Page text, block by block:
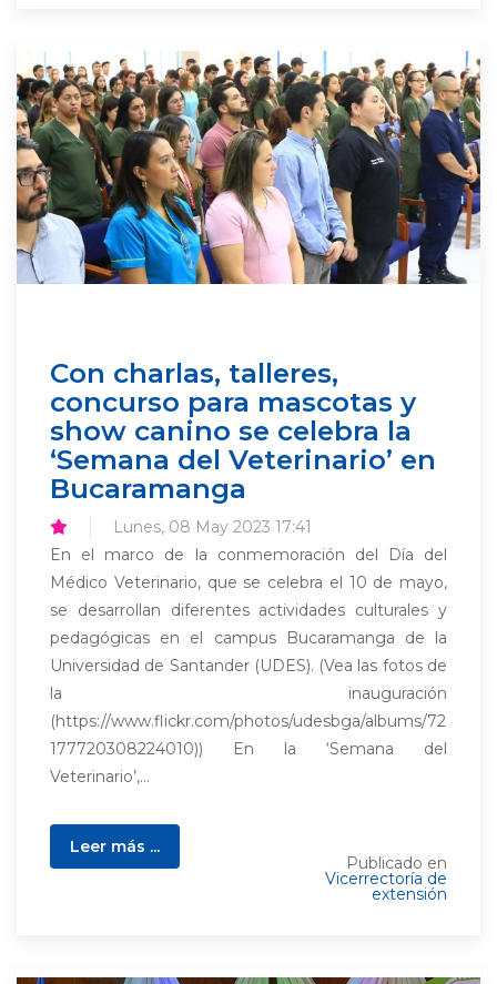
Con charlas, talleres,
concurso para mascotas y
show canino se celebra la
‘Semana del Veterinario’ en
Bucaramanga
Lunes, 08 May 2023 17:41
En el marco de la conmemoración del Día del
Médico Veterinario, que se celebra el 10 de mayo,
se desarrollan diferentes actividades culturales y
pedagógicas en el campus Bucaramanga de la
Universidad de Santander (UDES). (Vea las fotos de
la inauguración
(https://www.flickr.com/photos/udesbga/albums/72
177720308224010)) En la ‘Semana del
Veterinario’,...
Leer más ...
Publicado en
Vicerrectoría de
extensión